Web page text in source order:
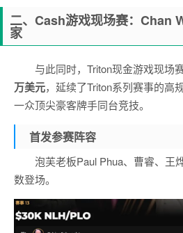
二、Cash游戏现场赛：Chan
家
与此同时，Triton现金游戏现场
万美元，延续了Triton系列赛事的高
一众顶尖豪客牌手同台竞技。
首发参赛阵容
泡芙老板Paul Phua、曹睿、王
数登场。